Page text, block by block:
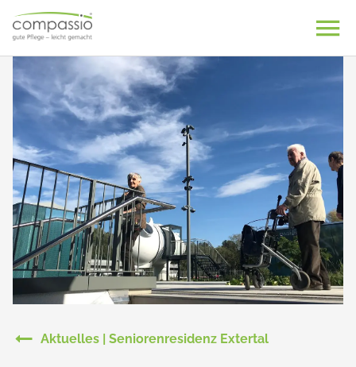
content
Aktuelles | Seniorenresidenz Extertal